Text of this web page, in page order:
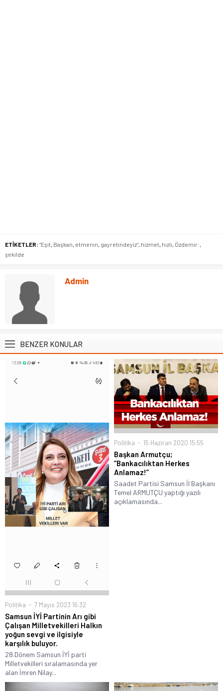
ETİKETLER: “Eşit Başkan etmenin gayretindeyiz” hizmet hızlı Özdemir:
şekilde
Admin
BENZER KONULAR
Politika 7 Mayıs 2023 16:32
Samsun İYİ Partinin Arı gibi
Çalışan Milletvekilleri Halkın
yoğun sevgi ve ilgisiyle
karşılık buluyor.
28.Dönem Samsun İYİ parti
Milletvekilleri sıralamasında yer
alan İmren Nilay...
Politika 15 Haziran 2020 15:55
Başkan Armutçu;
“Bankacılıktan Herkes
Anlamaz!”
Saadet Partisi Samsun İl Başkanı
Temel ARMUTÇU yaptığı yazılı
açıklamasında...